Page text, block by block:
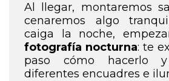
Al llegar, montaremos
cenaremos algo
caiga la noche,
fotografía nocturna: te
paso cómo hacerlo y
diferentes encuadres e